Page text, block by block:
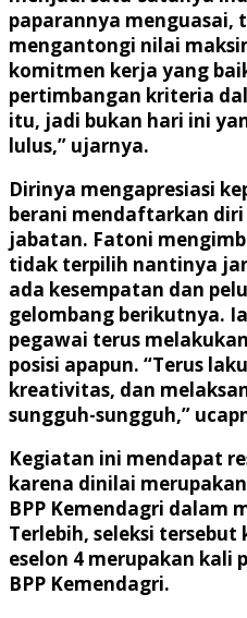
paparannya menguasai,
mengantongi nilai
komitmen kerja yang
pertimbangan kriteria
itu, jadi bukan hari ini
lulus,” ujarnya.
Dirinya mengapresiasi
berani mendaftarkan
jabatan. Fatoni
tidak terpilih nantinya
ada kesempatan dan
gelombang berikutnya.
pegawai terus
posisi apapun. “Terus
kreativitas, dan
sungguh-sungguh,”
Kegiatan ini mendapat
karena dinilai
BPP Kemendagri dalam
Terlebih, seleksi
eselon 4 merupakan kali
BPP Kemendagri.